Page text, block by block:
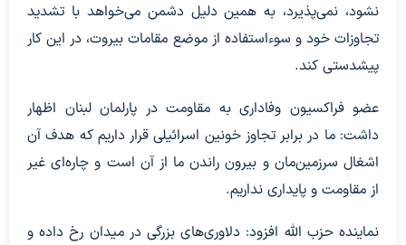
نشود، نمی‌پذیرد، به همین دلیل دشمن می‌خواهد با تشدید
تجاوزات خود و سوءاستفاده از موضع مقامات بیروت، در این کار
پیشدستی کند.
عضو فراکسیون وفاداری به مقاومت در پارلمان لبنان اظهار
داشت: ما در برابر تجاوز خونین اسرائیلی قرار داریم که هدف آن
اشغال سرزمین‌مان و بیرون راندن ما از آن است و چاره‌ای غیر
از مقاومت و پایداری نداریم.
نماینده حزب الله افزود: دلاوری‌های بزرگی در میدان رخ داده و